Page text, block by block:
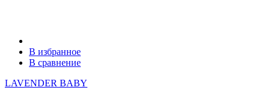
В избранное
В сравнение
LAVENDER BABY